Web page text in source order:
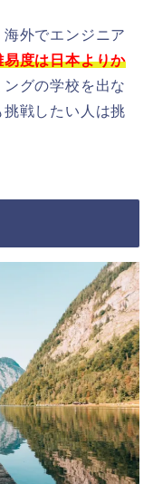
外でエンジニア
易度は日本よりか
グの学校を出な
戦したい人は挑